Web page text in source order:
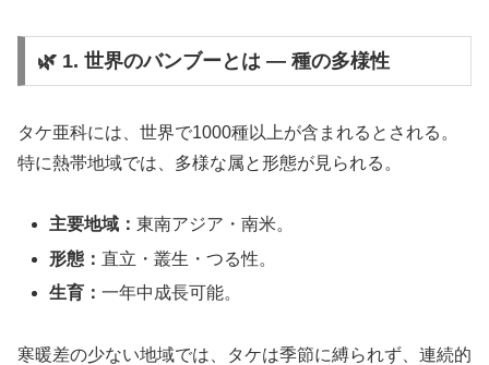
🌿 1. 世界のバンブーとは ― 種の多様性
タケ亜科には、世界で1000種以上が含まれるとされる。
特に熱帯地域では、多様な属と形態が見られる。
主要地域：東南アジア・南米。
形態：直立・叢生・つる性。
生育：一年中成長可能。
寒暖差の少ない地域では、タケは季節に縛られず、連続的